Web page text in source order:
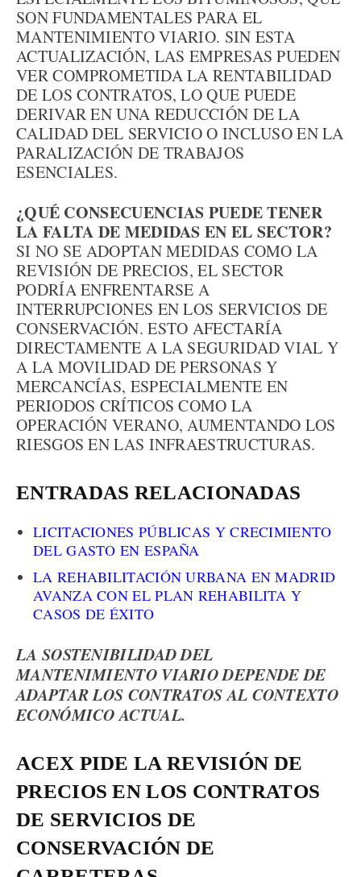
SON FUNDAMENTALES PARA EL
MANTENIMIENTO VIARIO. SIN ESTA
ACTUALIZACIÓN, LAS EMPRESAS PUEDEN
VER COMPROMETIDA LA RENTABILIDAD
DE LOS CONTRATOS, LO QUE PUEDE
DERIVAR EN UNA REDUCCIÓN DE LA
CALIDAD DEL SERVICIO O INCLUSO EN LA
PARALIZACIÓN DE TRABAJOS
ESENCIALES.
¿QUÉ CONSECUENCIAS PUEDE TENER
LA FALTA DE MEDIDAS EN EL SECTOR?
SI NO SE ADOPTAN MEDIDAS COMO LA
REVISIÓN DE PRECIOS, EL SECTOR
PODRÍA ENFRENTARSE A
INTERRUPCIONES EN LOS SERVICIOS DE
CONSERVACIÓN. ESTO AFECTARÍA
DIRECTAMENTE A LA SEGURIDAD VIAL Y
A LA MOVILIDAD DE PERSONAS Y
MERCANCÍAS, ESPECIALMENTE EN
PERIODOS CRÍTICOS COMO LA
OPERACIÓN VERANO, AUMENTANDO LOS
RIESGOS EN LAS INFRAESTRUCTURAS.
ENTRADAS RELACIONADAS
LICITACIONES PÚBLICAS Y CRECIMIENTO
DEL GASTO EN ESPAÑA
LA REHABILITACIÓN URBANA EN MADRID
AVANZA CON EL PLAN REHABILITA Y
CASOS DE ÉXITO
LA SOSTENIBILIDAD DEL
MANTENIMIENTO VIARIO DEPENDE DE
ADAPTAR LOS CONTRATOS AL CONTEXTO
ECONÓMICO ACTUAL.
ACEX PIDE LA REVISIÓN DE
PRECIOS EN LOS CONTRATOS
DE SERVICIOS DE
CONSERVACIÓN DE